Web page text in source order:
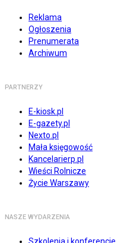
Reklama
Ogłoszenia
Prenumerata
Archiwum
PARTNERZY
E-kiosk.pl
E-gazety.pl
Nexto.pl
Mała księgowość
Kancelarierp.pl
Wieści Rolnicze
Życie Warszawy
NASZE WYDARZENIA